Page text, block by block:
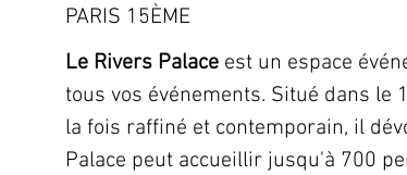
PARIS 15ÈME
Le Rivers Palace est un espace
tous vos événements. Situé dans le
la fois raffiné et contemporain, il
Palace peut accueillir jusqu'à 700